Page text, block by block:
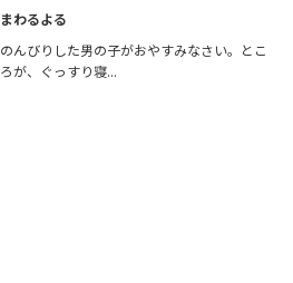
まわるよる
のんびりした男の子がおやすみなさい。とこ
ろが、ぐっすり寝...